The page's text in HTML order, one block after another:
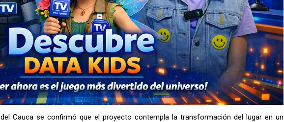
del Cauca se confirmó que el proyecto contempla la transformación del lugar en un